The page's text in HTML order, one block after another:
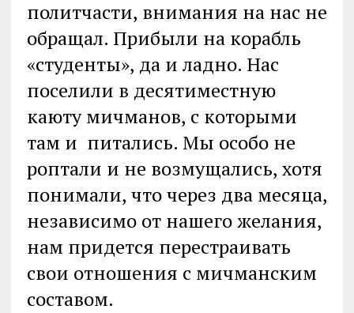
политчасти, внимания на нас не
обращал. Прибыли на корабль
«студенты», да и ладно. Нас
поселили в десятиместную
каюту мичманов, с которыми
там и питались. Мы особо не
роптали и не возмущались, хотя
понимали, что через два месяца,
независимо от нашего желания,
нам придется перестраивать
свои отношения с мичманским
составом.